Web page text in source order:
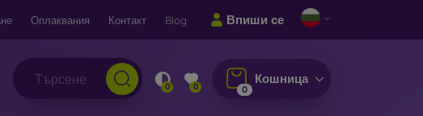
Оплаквания Контакт Blog Впиши се
0 0 0
Кошница